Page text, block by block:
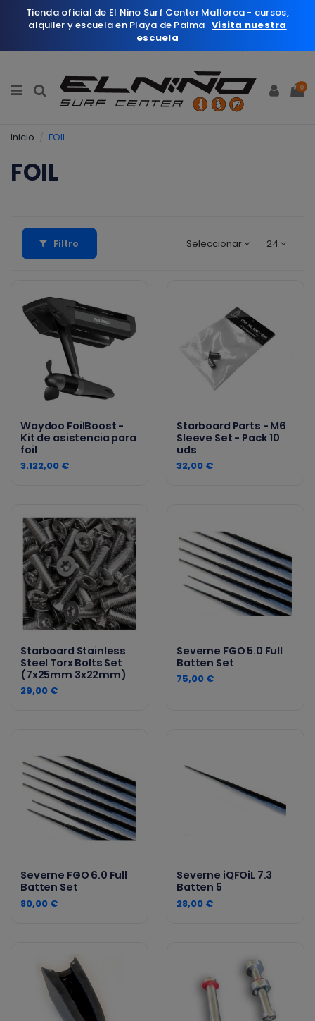
0
Inicio FOIL
FOIL
Filtro Seleccionar 24
Waydoo FoilBoost -
Kit de asistencia para
foil
3.122,00 €
Starboard Parts - M6
Sleeve Set - Pack 10
uds
32,00 €
Starboard Stainless
Steel Torx Bolts Set
(7x25mm 3x22mm)
29,00 €
Severne FGO 5.0 Full
Batten Set
75,00 €
Severne FGO 6.0 Full
Batten Set
80,00 €
Severne iQFOiL 7.3
Batten 5
28,00 €
Tienda oficial de El Nino Surf Center Mallorca - cursos,
alquiler y escuela en Playa de Palma Visita nuestra
escuela